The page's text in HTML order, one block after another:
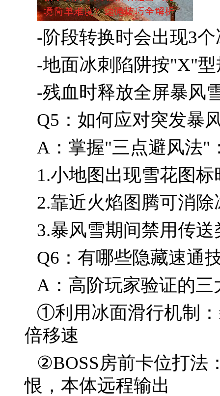
-阶段转换时会出现3
-地面冰刺陷阱按"X"
-残血时释放全屏暴风
Q5：如何应对突发暴
A：掌握"三点避风法"
1.小地图出现雪花图
2.靠近火焰图腾可消除
3.暴风雪期间禁用传
Q6：有哪些隐藏速通
A：高阶玩家验证的三
①利用冰面滑行机制
倍移速
②BOSS房前卡位打法
恨，本体远程输出